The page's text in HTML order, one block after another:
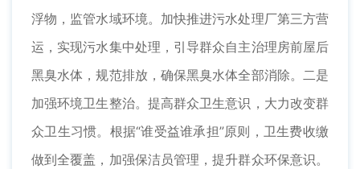
浮物，监管水域环境。加快推进污水处理厂第三方营
运，实现污水集中处理，引导群众自主治理房前屋后
黑臭水体，规范排放，确保黑臭水体全部消除。二是
加强环境卫生整治。提高群众卫生意识，大力改变群
众卫生习惯。根据“谁受益谁承担”原则，卫生费收缴
做到全覆盖，加强保洁员管理，提升群众环保意识。